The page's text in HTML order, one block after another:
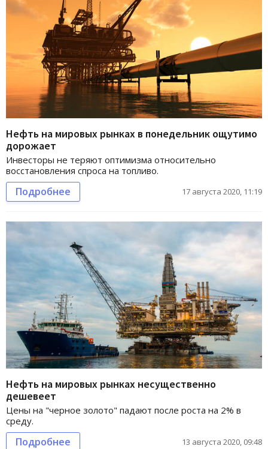
Нефть на мировых рынках в понедельник ощутимо
дорожает
Инвесторы не теряют оптимизма относительно
восстановления спроса на топливо.
Подробнее 17 августа 2020, 11:19
Нефть на мировых рынках несущественно
дешевеет
Цены на "черное золото" падают после роста на 2% в
среду.
Подробнее 13 августа 2020, 09:48